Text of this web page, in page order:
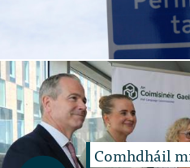
Comhdháil